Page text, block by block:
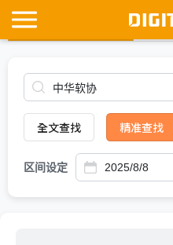
全文查找 精准查找
区间设定